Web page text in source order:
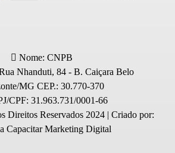
Nome: CNPB
Nhanduti, 84 - B. Caiçara Belo
MG CEP.: 30.770-370
CPF: 31.963.731/0001-66
Direitos Reservados 2024 | Criado por:
Capacitar Marketing Digital